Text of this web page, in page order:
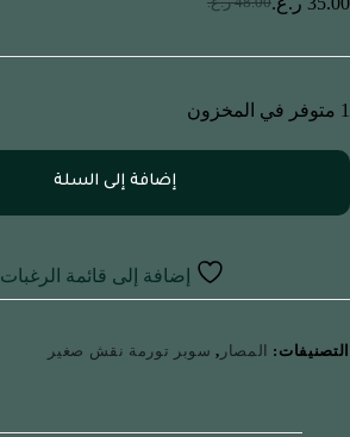
1 متوفر في المخزون
إضافة إلى السلة
إضافة إلى قائمة الرغبات
التصنيفات: المصار , سوبر تورمة نقش صغير